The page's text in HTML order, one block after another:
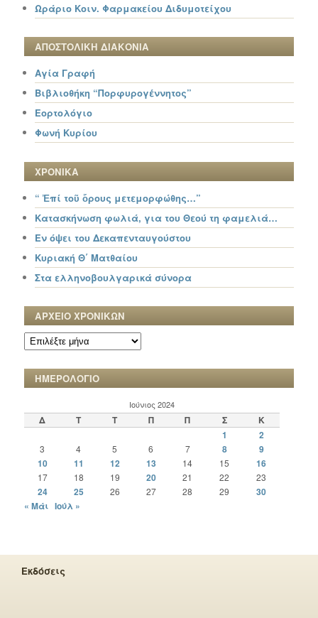
Ωράριο Κοιν. Φαρμακείου Διδυμοτείχου
ΑΠΟΣΤΟΛΙΚΗ ΔΙΑΚΟΝΙΑ
Αγία Γραφή
Βιβλιοθήκη “Πορφυρογέννητος”
Εορτολόγιο
Φωνή Κυρίου
ΧΡΟΝΙΚΑ
“ Ἐπί τοῦ ὄρους μετεμορφώθης…”
Κατασκήνωση φωλιά, για του Θεού τη φαμελιά…
Εν όψει του Δεκαπενταυγούστου
Κυριακή Θ΄ Ματθαίου
Στα ελληνοβουλγαρικά σύνορα
ΑΡΧΕΙΟ ΧΡΟΝΙΚΩΝ
ΑΡΧΕΙΟ
ΧΡΟΝΙΚΩΝ
ΗΜΕΡΟΛΟΓΙΟ
Ιούνιος 2024
Δ Τ Τ Π Π Σ
Κ
1
2
3 4 5 6 7 8
9
10
11 12 13 14 15 16
17 18 19 20 21 22 23
24 25 26 27 28 29
30
« Μάι Ιούλ »
Εκδόσεις